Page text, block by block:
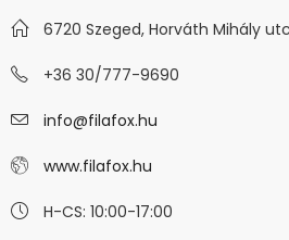
6720 Szeged, Horváth Mihály
+36 30/777-9690
info@filafox.hu
www.filafox.hu
H-CS: 10:00-17:00